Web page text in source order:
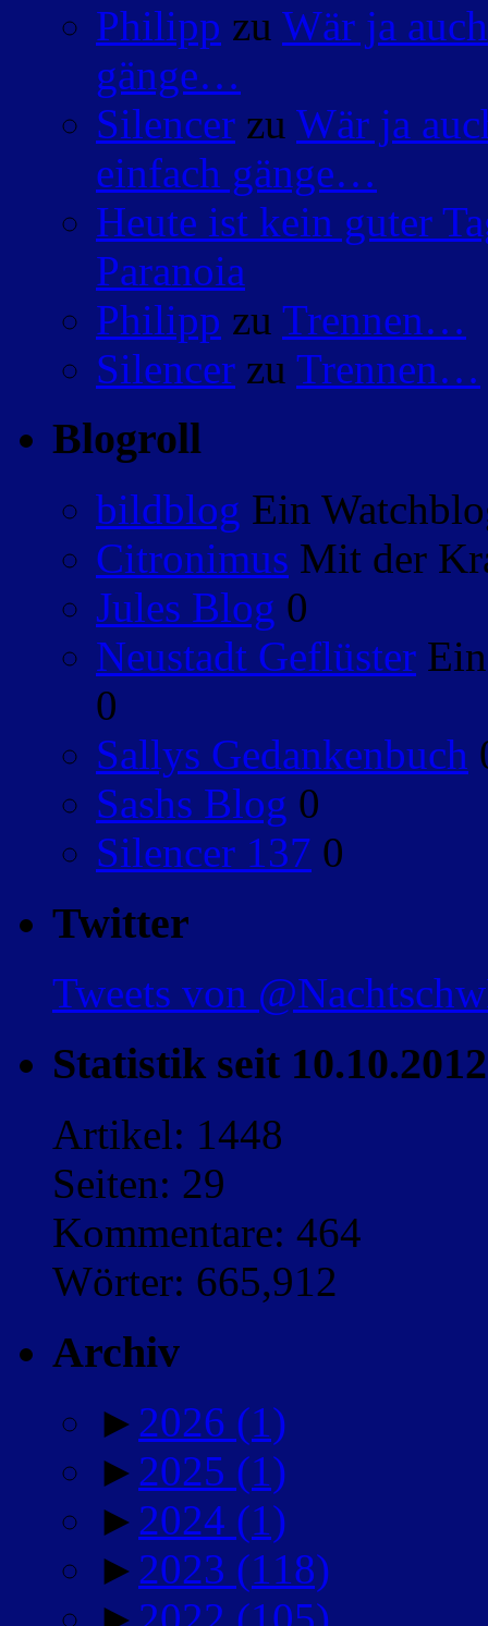
Philipp zu Wär ja
gänge…
Silencer zu Wär ja
einfach gänge…
Heute ist kein guter
Paranoia
Philipp zu Trennen…
Silencer zu Trennen…
Blogroll
bildblog Ein
Citronimus Mit der
Jules Blog 0
Neustadt Geflüster
0
Sallys Gedankenbuch
Sashs Blog 0
Silencer 137 0
Twitter
Tweets von
Statistik seit 10.10.2012
Artikel: 1448
Seiten: 29
Kommentare: 464
Wörter: 665,912
Archiv
► 2026 (1)
► 2025 (1)
► 2024 (1)
► 2023 (118)